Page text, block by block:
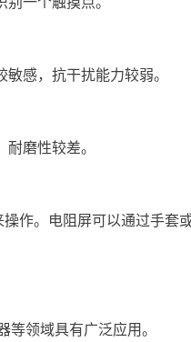
感，抗干扰能力较弱。
磨性较差。
作。电阻屏可以通过手套或
领域具有广泛应用。